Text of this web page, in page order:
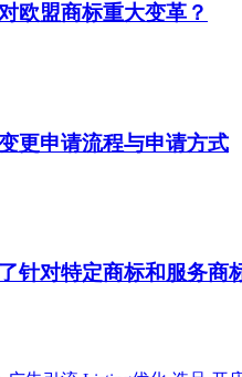
欧盟商标重大变革？
更申请流程与申请方式
针对特定商标和服务商